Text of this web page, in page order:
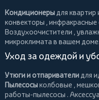
Кондиционерыдля квартир
конвекторы ,инфракрасные
Воздухоочистители ,
микроклимата в вашем доме.
Уход за одеждой и
Утюги и отпаривателидля
Пылесосыколбовые ,
работы-пылесосы .